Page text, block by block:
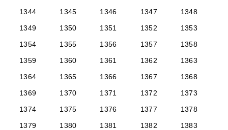
1344
1345 1346 1347
1348
1349
1350 1351 1352
1353
1354
1355 1356 1357
1358
1359
1360 1361 1362
1363
1364
1365 1366 1367
1368
1369
1370 1371 1372
1373
1374
1375 1376 1377
1378
1379
1380 1381 1382
1383